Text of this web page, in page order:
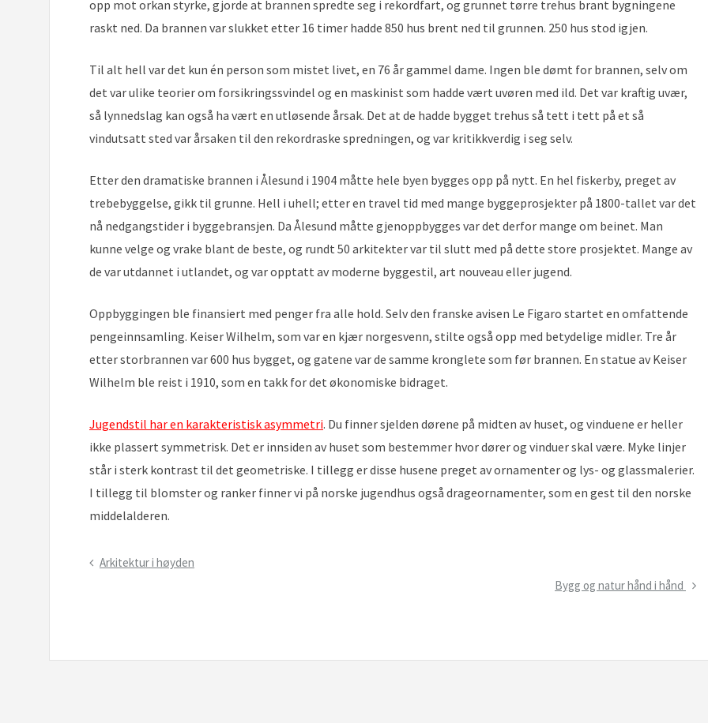
opp mot orkan styrke, gjorde at brannen spredte seg i rekordfart, og grunnet tørre trehus brant bygningene
raskt ned. Da brannen var slukket etter 16 timer hadde 850 hus brent ned til grunnen. 250 hus stod igjen.
Til alt hell var det kun én person som mistet livet, en 76 år gammel dame. Ingen ble dømt for brannen, selv om
det var ulike teorier om forsikringssvindel og en maskinist som hadde vært uvøren med ild. Det var kraftig uvær,
så lynnedslag kan også ha vært en utløsende årsak. Det at de hadde bygget trehus så tett i tett på et så
vindutsatt sted var årsaken til den rekordraske spredningen, og var kritikkverdig i seg selv.
Etter den dramatiske brannen i Ålesund i 1904 måtte hele byen bygges opp på nytt. En hel fiskerby, preget av
trebebyggelse, gikk til grunne. Hell i uhell; etter en travel tid med mange byggeprosjekter på 1800-tallet var det
nå nedgangstider i byggebransjen. Da Ålesund måtte gjenoppbygges var det derfor mange om beinet. Man
kunne velge og vrake blant de beste, og rundt 50 arkitekter var til slutt med på dette store prosjektet. Mange av
de var utdannet i utlandet, og var opptatt av moderne byggestil, art nouveau eller jugend.
Oppbyggingen ble finansiert med penger fra alle hold. Selv den franske avisen Le Figaro startet en omfattende
pengeinnsamling. Keiser Wilhelm, som var en kjær norgesvenn, stilte også opp med betydelige midler. Tre år
etter storbrannen var 600 hus bygget, og gatene var de samme kronglete som før brannen. En statue av Keiser
Wilhelm ble reist i 1910, som en takk for det økonomiske bidraget.
Jugendstil har en karakteristisk asymmetri. Du finner sjelden dørene på midten av huset, og vinduene er heller
ikke plassert symmetrisk. Det er innsiden av huset som bestemmer hvor dører og vinduer skal være. Myke linjer
står i sterk kontrast til det geometriske. I tillegg er disse husene preget av ornamenter og lys- og glassmalerier.
I tillegg til blomster og ranker finner vi på norske jugendhus også drageornamenter, som en gest til den norske
middelalderen.
Innleggsnavigering
Previous
Arkitektur i høyden
Next
Bygg og natur hånd i hånd